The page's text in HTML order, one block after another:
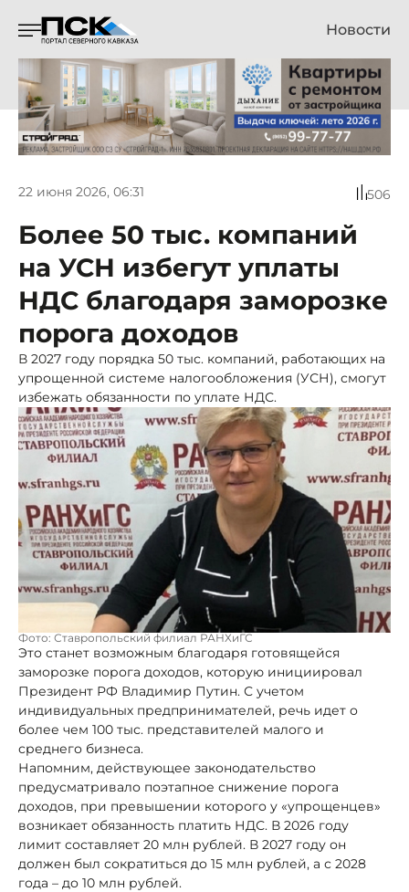
Новости
22 июня 2026, 06:31 506
Более 50 тыс. компаний
на УСН избегут уплаты
НДС благодаря заморозке
порога доходов
В 2027 году порядка 50 тыс. компаний, работающих на
упрощенной системе налогообложения (УСН), смогут
избежать обязанности по уплате НДС.
Фото: Ставропольский филиал РАНХиГС
Это станет возможным благодаря готовящейся
заморозке порога доходов, которую инициировал
Президент РФ Владимир Путин. С учетом
индивидуальных предпринимателей, речь идет о
более чем 100 тыс. представителей малого и
среднего бизнеса.
Напомним, действующее законодательство
предусматривало поэтапное снижение порога
доходов, при превышении которого у «упрощенцев»
возникает обязанность платить НДС. В 2026 году
лимит составляет 20 млн рублей. В 2027 году он
должен был сократиться до 15 млн рублей, а с 2028
года – до 10 млн рублей.